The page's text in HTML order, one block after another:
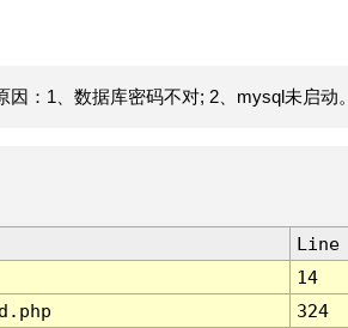
：1、数据库密码不对; 2、mysql未启动。
Line
14
324